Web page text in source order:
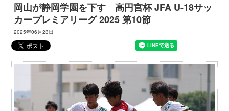
岡山が静岡学園を下す 高円宮杯 JFA U-18サッ
カープレミアリーグ 2025 第10節
2025年06月23日